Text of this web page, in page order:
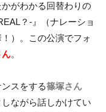
がわかる回替わりの
？-』（ナレーショ
）。この公演でフォ
ん。
スをする篠塚さん
ながら話しかけてい